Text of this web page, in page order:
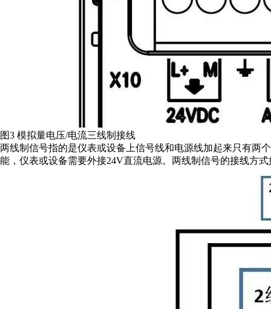
图3 模拟量电压/电流三线制接线
两线制信号指的是仪表或设备上信号线和电源线加起来只有两
能，仪表或设备需要外接24V直流电源。两线制信号的接线方